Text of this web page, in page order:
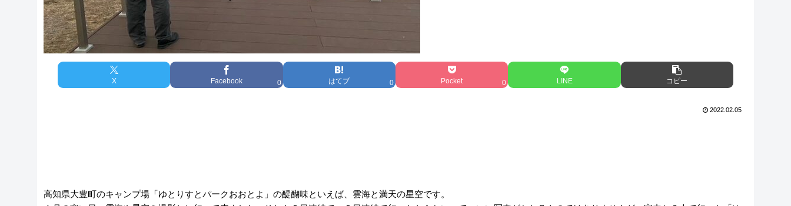
X Facebook 0 はてブ 0 Pocket 0 LINE コピー
2022.02.05
高知県大豊町のキャンプ場「ゆとりすとパークおおとよ」の醍醐味といえば、雲海と満天の星空です。